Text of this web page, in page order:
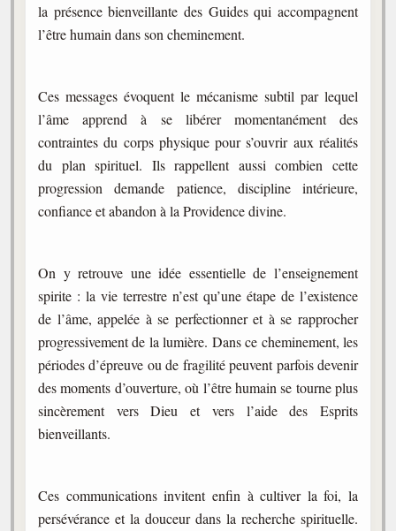
la présence bienveillante des Guides qui accompagnent
l’être humain dans son cheminement.
Ces messages évoquent le mécanisme subtil par lequel
l’âme apprend à se libérer momentanément des
contraintes du corps physique pour s’ouvrir aux réalités
du plan spirituel. Ils rappellent aussi combien cette
progression demande patience, discipline intérieure,
confiance et abandon à la Providence divine.
On y retrouve une idée essentielle de l’enseignement
spirite : la vie terrestre n’est qu’une étape de l’existence
de l’âme, appelée à se perfectionner et à se rapprocher
progressivement de la lumière. Dans ce cheminement, les
périodes d’épreuve ou de fragilité peuvent parfois devenir
des moments d’ouverture, où l’être humain se tourne plus
sincèrement vers Dieu et vers l’aide des Esprits
bienveillants.
Ces communications invitent enfin à cultiver la foi, la
persévérance et la douceur dans la recherche spirituelle.